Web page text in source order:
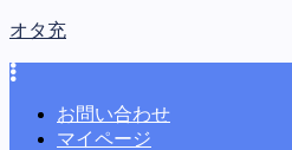
オタ充
お問い合わせ
マイページ